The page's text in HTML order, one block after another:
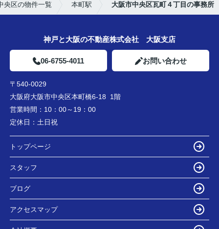
央区の物件一覧 本町駅 大阪市中央区瓦町４丁目の事務所
神戸と大阪の不動産株式会社 大阪支店
06-6755-4011 お問い合わせ
〒540-0029
大阪府大阪市中央区本町橋6-18 1階
営業時間： 10：00～19：00
定休日： 土日祝
トップページ
スタッフ
ブログ
アクセスマップ